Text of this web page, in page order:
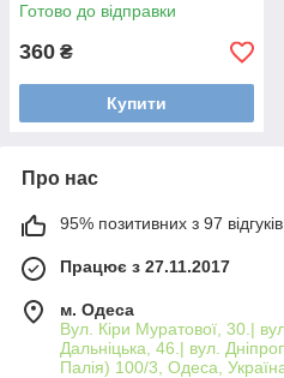
Готово до відправки
360 ₴
Купити
Про нас
95% позитивних з 97 відгуків
Працює з 27.11.2017
м. Одеса
Вул. Кіри Муратової, 30.|
Дальніцька, 46.| вул.
Палія) 100/3, Одеса,